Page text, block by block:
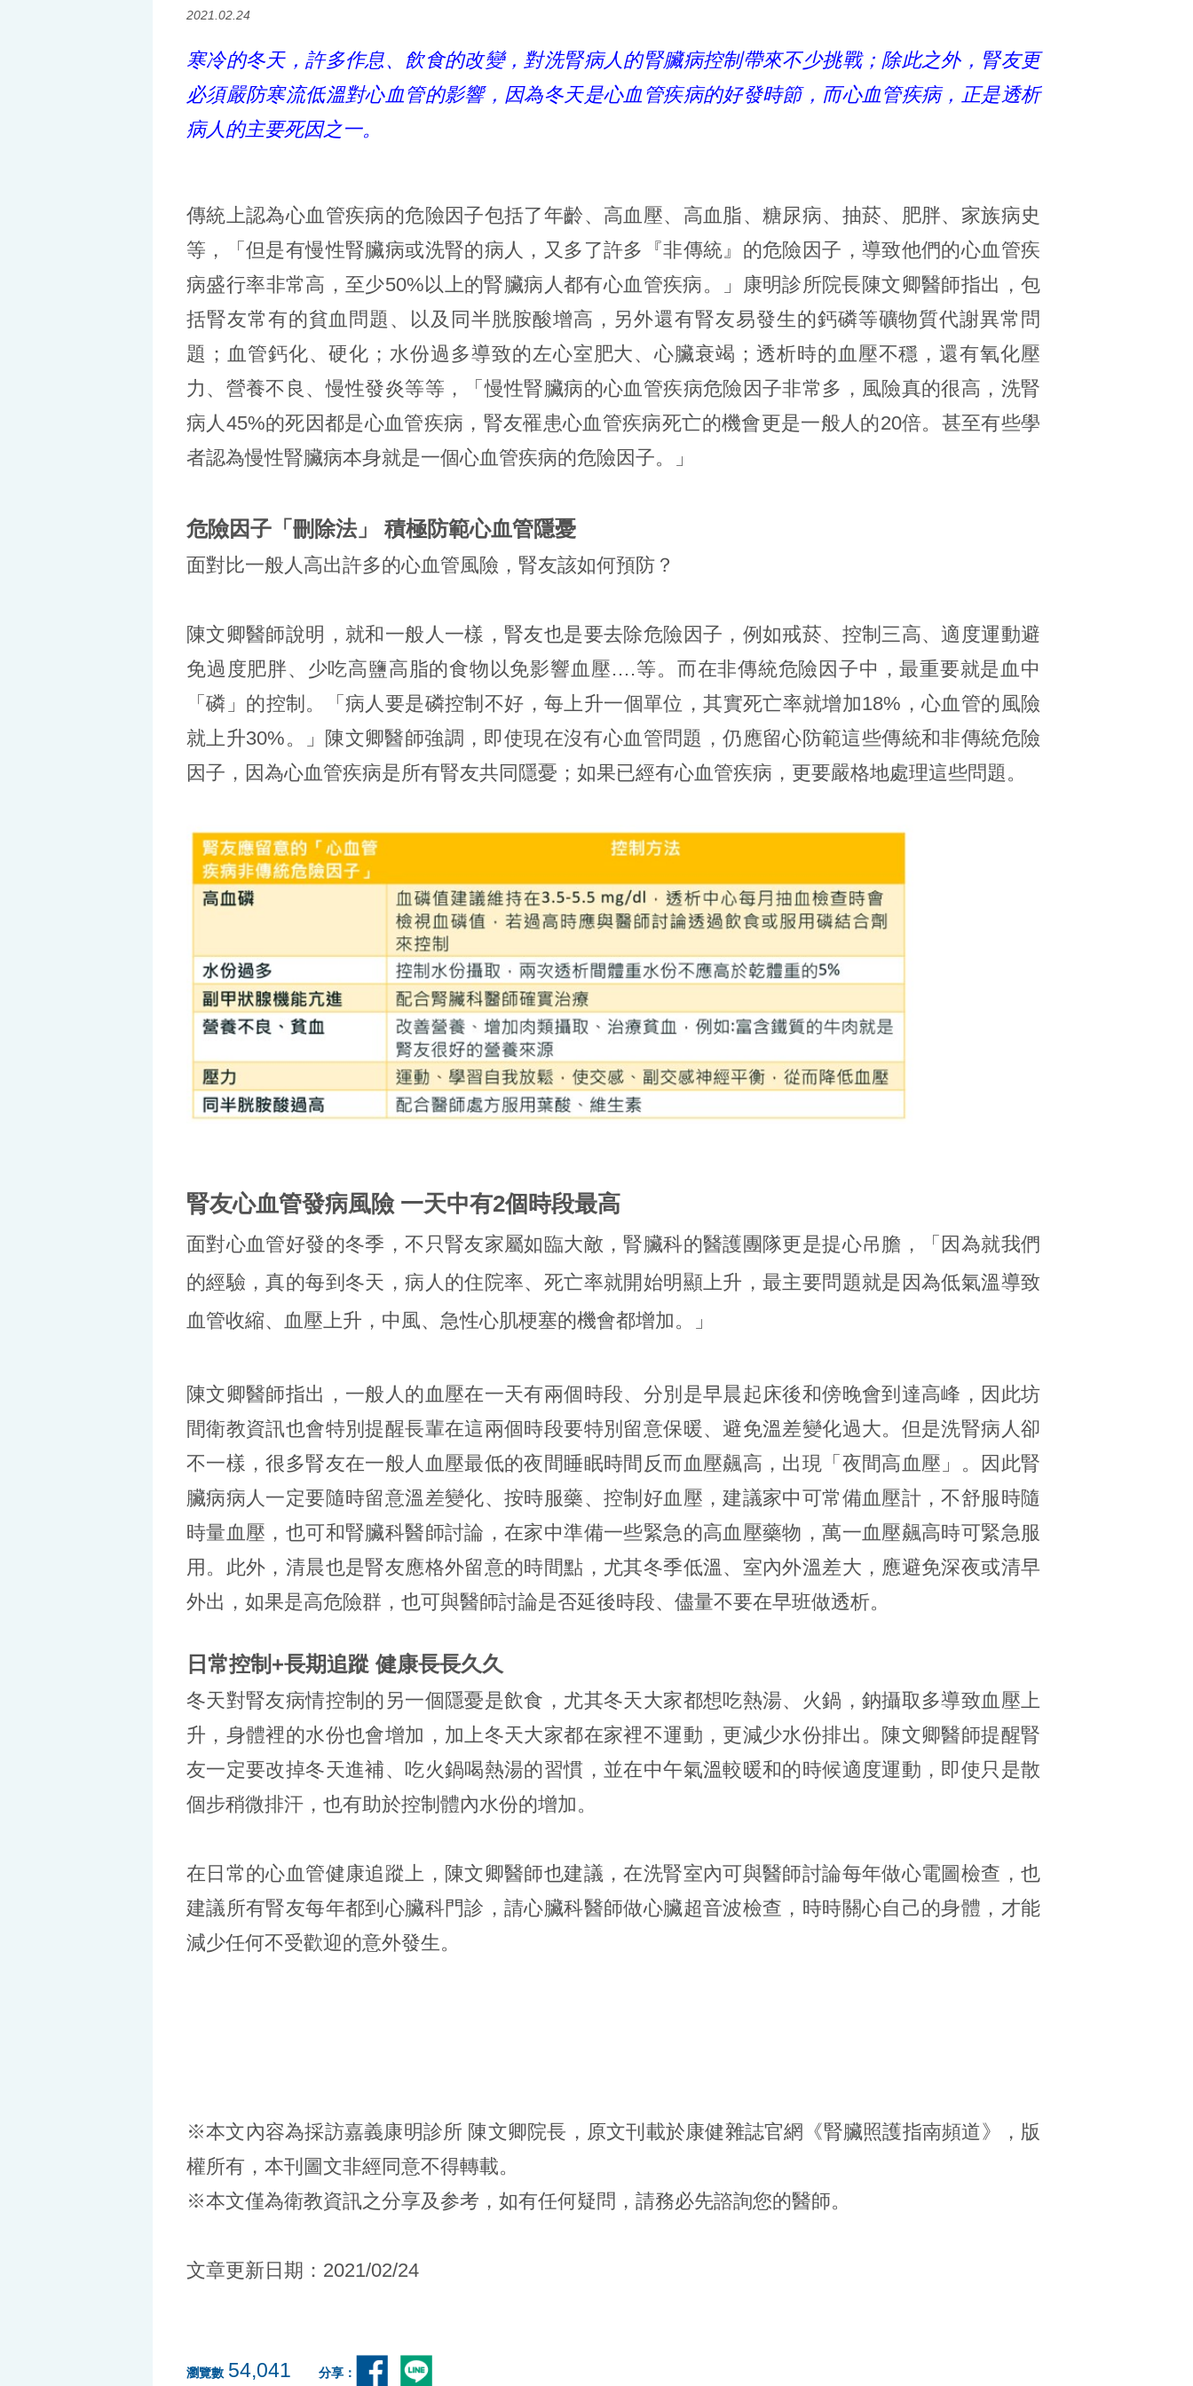
2021.02.24
寒冷的冬天，許多作息、飲食的改變，對洗腎病人的腎臟病控制帶來不少挑戰；除此之外，腎友更
必須嚴防寒流低溫對心血管的影響，因為冬天是心血管疾病的好發時節，而心血管疾病，正是透析
病人的主要死因之一。
傳統上認為心血管疾病的危險因子包括了年齡、高血壓、高血脂、糖尿病、抽菸、肥胖、家族病史
等，「但是有慢性腎臟病或洗腎的病人，又多了許多『非傳統』的危險因子，導致他們的心血管疾
病盛行率非常高，至少50%以上的腎臟病人都有心血管疾病。」康明診所院長陳文卿醫師指出，包
括腎友常有的貧血問題、以及同半胱胺酸增高，另外還有腎友易發生的鈣磷等礦物質代謝異常問
題；血管鈣化、硬化；水份過多導致的左心室肥大、心臟衰竭；透析時的血壓不穩，還有氧化壓
力、營養不良、慢性發炎等等，「慢性腎臟病的心血管疾病危險因子非常多，風險真的很高，洗腎
病人45%的死因都是心血管疾病，腎友罹患心血管疾病死亡的機會更是一般人的20倍。甚至有些學
者認為慢性腎臟病本身就是一個心血管疾病的危險因子。」
危險因子「刪除法」 積極防範心血管隱憂
面對比一般人高出許多的心血管風險，腎友該如何預防？
陳文卿醫師說明，就和一般人一樣，腎友也是要去除危險因子，例如戒菸、控制三高、適度運動避
免過度肥胖、少吃高鹽高脂的食物以免影響血壓….等。而在非傳統危險因子中，最重要就是血中
「磷」的控制。「病人要是磷控制不好，每上升一個單位，其實死亡率就增加18%，心血管的風險
就上升30%。」陳文卿醫師強調，即使現在沒有心血管問題，仍應留心防範這些傳統和非傳統危險
因子，因為心血管疾病是所有腎友共同隱憂；如果已經有心血管疾病，更要嚴格地處理這些問題。
腎友心血管發病風險 一天中有2個時段最高
面對心血管好發的冬季，不只腎友家屬如臨大敵，腎臟科的醫護團隊更是提心吊膽，「因為就我們
的經驗，真的每到冬天，病人的住院率、死亡率就開始明顯上升，最主要問題就是因為低氣溫導致
血管收縮、血壓上升，中風、急性心肌梗塞的機會都增加。」
陳文卿醫師指出，一般人的血壓在一天有兩個時段、分別是早晨起床後和傍晚會到達高峰，因此坊
間衛教資訊也會特別提醒長輩在這兩個時段要特別留意保暖、避免溫差變化過大。但是洗腎病人卻
不一樣，很多腎友在一般人血壓最低的夜間睡眠時間反而血壓飆高，出現「夜間高血壓」。因此腎
臟病病人一定要隨時留意溫差變化、按時服藥、控制好血壓，建議家中可常備血壓計，不舒服時隨
時量血壓，也可和腎臟科醫師討論，在家中準備一些緊急的高血壓藥物，萬一血壓飆高時可緊急服
用。此外，清晨也是腎友應格外留意的時間點，尤其冬季低溫、室內外溫差大，應避免深夜或清早
外出，如果是高危險群，也可與醫師討論是否延後時段、儘量不要在早班做透析。
日常控制+長期追蹤 健康長長久久
冬天對腎友病情控制的另一個隱憂是飲食，尤其冬天大家都想吃熱湯、火鍋，鈉攝取多導致血壓上
升，身體裡的水份也會增加，加上冬天大家都在家裡不運動，更減少水份排出。陳文卿醫師提醒腎
友一定要改掉冬天進補、吃火鍋喝熱湯的習慣，並在中午氣溫較暖和的時候適度運動，即使只是散
個步稍微排汗，也有助於控制體內水份的增加。
在日常的心血管健康追蹤上，陳文卿醫師也建議，在洗腎室內可與醫師討論每年做心電圖檢查，也
建議所有腎友每年都到心臟科門診，請心臟科醫師做心臟超音波檢查，時時關心自己的身體，才能
減少任何不受歡迎的意外發生。
※本文內容為採訪嘉義康明診所 陳文卿院長，原文刊載於康健雜誌官網《腎臟照護指南頻道》，版
權所有，本刊圖文非經同意不得轉載。
※本文僅為衛教資訊之分享及参考，如有任何疑問，請務必先諮詢您的醫師。
文章更新日期：2021/02/24
瀏覽數 54,041 分享：